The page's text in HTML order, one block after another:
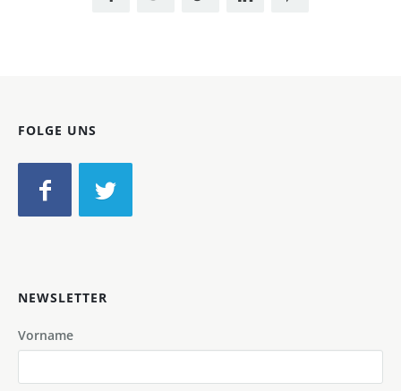
FOLGE UNS
NEWSLETTER
Vorname